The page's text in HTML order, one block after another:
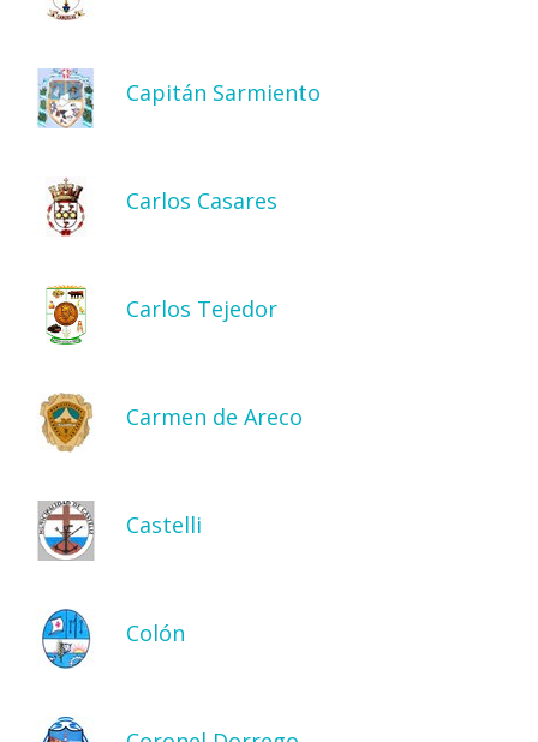
Capitán Sarmiento
Carlos Casares
Carlos Tejedor
Carmen de Areco
Castelli
Colón